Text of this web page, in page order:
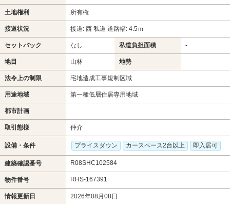
土地権利 所有権
接道状況 接道: 西 私道 道路幅: 4.5ｍ
セットバック なし 私道負担面積 -
地目 山林 地勢
法令上の制限 宅地造成工事規制区域
用途地域 第一種低層住居専用地域
都市計画
取引態様 仲介
設備・条件 プライスダウン カースペース2台以上 即入居可
建築確認番号 R08SHC102584
物件番号 RHS-167391
情報更新日 2026年08月08日